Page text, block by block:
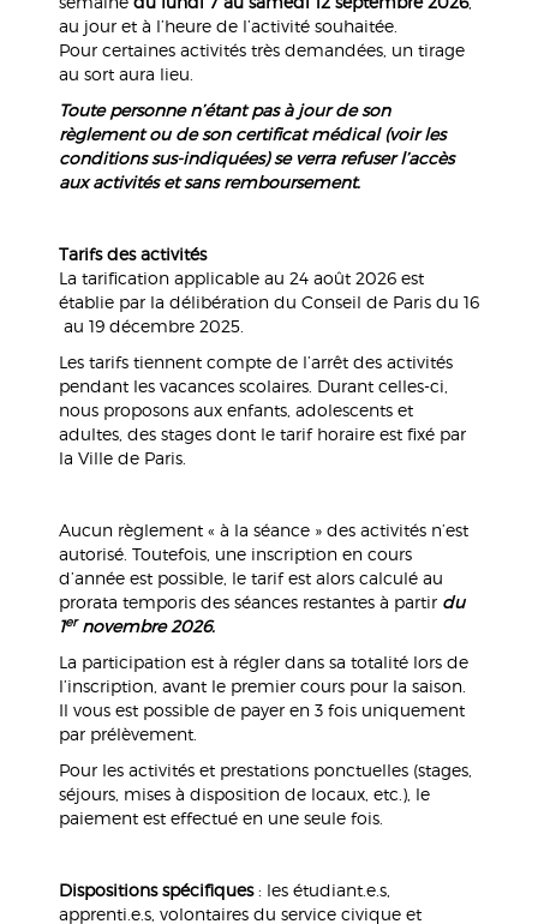
au jour et à l’heure de l’activité souhaitée.
Pour certaines activités très demandées, un tirage
au sort aura lieu.
Toute personne n’étant pas à jour de son
règlement ou de son certificat médical (voir les
conditions sus-indiquées) se verra refuser l’accès
aux activités et sans remboursement.
Tarifs des activités
La tarification applicable au 24 août 2026 est
établie par la délibération du Conseil de Paris du 16
au 19 décembre 2025.
Les tarifs tiennent compte de l’arrêt des activités
pendant les vacances scolaires. Durant celles-ci,
nous proposons aux enfants, adolescents et
adultes, des stages dont le tarif horaire est fixé par
la Ville de Paris.
Aucun règlement « à la séance » des activités n’est
autorisé. Toutefois, une inscription en cours
d’année est possible, le tarif est alors calculé au
prorata temporis des séances restantes à partir du
1ernovembre 2026.
La participation est à régler dans sa totalité lors de
l’inscription, avant le premier cours pour la saison.
Il vous est possible de payer en 3 fois uniquement
par prélèvement.
Pour les activités et prestations ponctuelles (stages,
séjours, mises à disposition de locaux, etc.), le
paiement est effectué en une seule fois.
Dispositions spécifiques: les étudiant.e.s,
apprenti.e.s, volontaires du service civique et